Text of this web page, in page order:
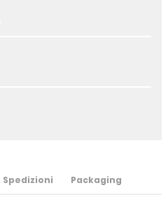
Spedizioni Packaging